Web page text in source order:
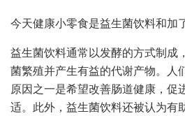
今天健康小零食是益生菌饮料和加
益生菌饮料通常以发酵的方式制成
菌繁殖并产生有益的代谢产物。人
原因之一是希望改善肠道健康，促
适。此外，益生菌饮料还被认为有